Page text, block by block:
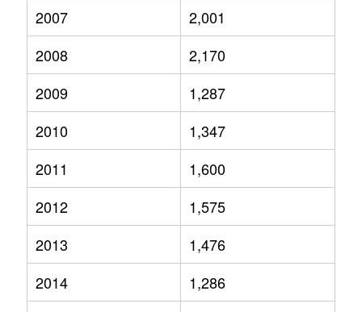
2007
2,001
2008
2,170
2009
1,287
2010
1,347
2011
1,600
2012
1,575
2013
1,476
2014
1,286